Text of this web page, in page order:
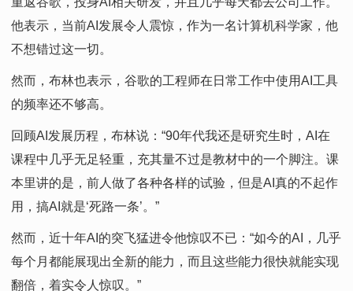
他表示，当前AI发展令人震惊，作为一名计算机科学家，他
不想错过这一切。
然而，布林也表示，谷歌的工程师在日常工作中使用AI工具
的频率还不够高。
回顾AI发展历程，布林说：“90年代我还是研究生时，AI在
课程中几乎无足轻重，充其量不过是教材中的一个脚注。课
本里讲的是，前人做了各种各样的试验，但是AI真的不起作
用，搞AI就是‘死路一条’。”
然而，近十年AI的突飞猛进令他惊叹不已：“如今的AI，几乎
每个月都能展现出全新的能力，而且这些能力很快就能实现
翻倍，着实令人惊叹。”